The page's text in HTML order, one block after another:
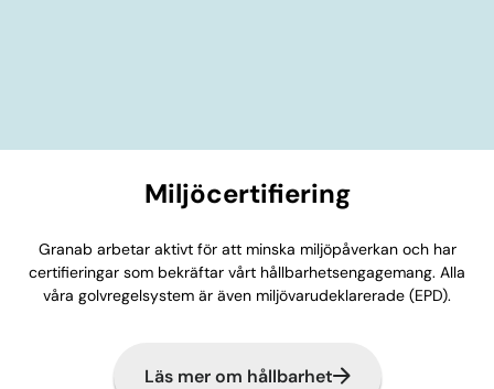
Miljöcertifiering
Granab arbetar aktivt för att minska miljöpåverkan och har
certifieringar som bekräftar vårt hållbarhetsengagemang. Alla
våra golvregelsystem är även miljövarudeklarerade (EPD).
Läs mer om hållbarhet